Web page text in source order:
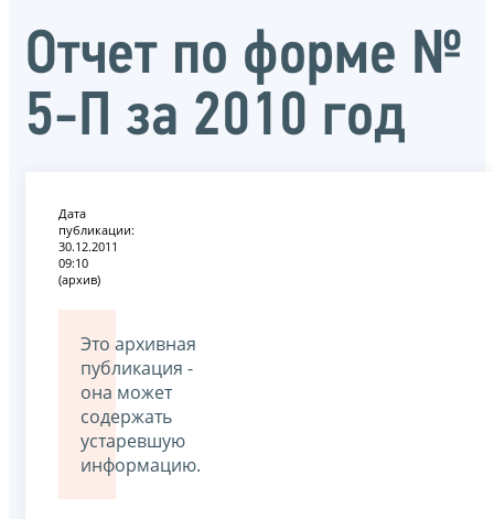
Отчет по форме №
5-П за 2010 год
Дата
публикации:
30.12.2011
09:10
(архив)
Это архивная
публикация -
она может
содержать
устаревшую
информацию.